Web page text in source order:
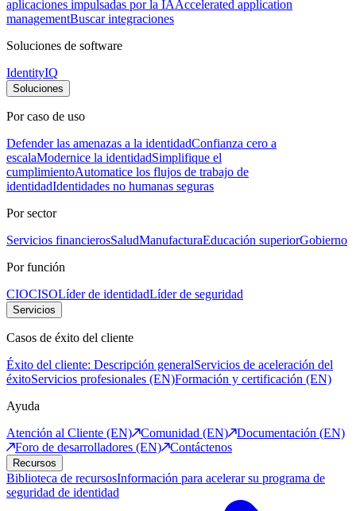
aplicaciones impulsadas por la IAAccelerated application
managementBuscar integraciones
Soluciones de software
IdentityIQ
Soluciones
Por caso de uso
Defender las amenazas a la identidadConfianza cero a
escalaModernice la identidadSimplifique el
cumplimientoAutomatice los flujos de trabajo de
identidadIdentidades no humanas seguras
Por sector
Servicios financierosSaludManufacturaEducación superiorGobierno
Por función
CIOCISOLíder de identidadLíder de seguridad
Servicios
Casos de éxito del cliente
Éxito del cliente: Descripción generalServicios de aceleración del
éxitoServicios profesionales (EN)Formación y certificación (EN)
Ayuda
Atención al Cliente (EN)
Comunidad (EN)
Documentación (EN)
Foro de desarrolladores (EN)
Contáctenos
Recursos
Biblioteca de recursosInformación para acelerar su programa de
seguridad de identidad